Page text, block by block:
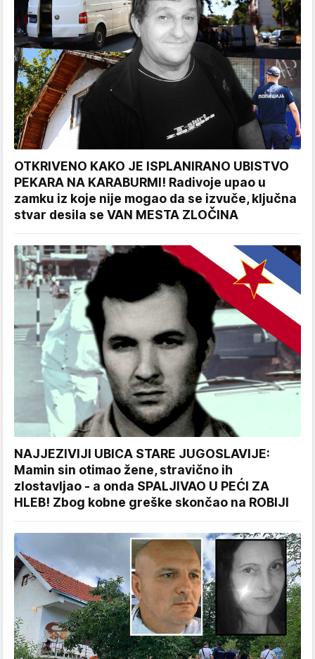
OTKRIVENO KAKO JE ISPLANIRANO UBISTVO
PEKARA NA KARABURMI! Radivoje upao u
zamku iz koje nije mogao da se izvuče, ključna
stvar desila se VAN MESTA ZLOČINA
NAJJEZIVIJI UBICA STARE JUGOSLAVIJE:
Mamin sin otimao žene, stravično ih
zlostavljao - a onda SPALJIVAO U PEĆI ZA
HLEB! Zbog kobne greške skončao na ROBIJI